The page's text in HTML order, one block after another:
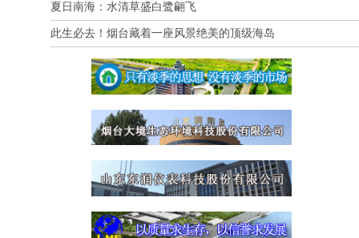
夏日南海：水清草盛白鹭翩飞
此生必去！烟台藏着一座风景绝美的顶级海岛